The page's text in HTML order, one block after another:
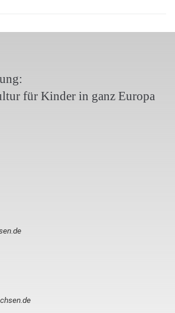
für Kinder in ganz Europa